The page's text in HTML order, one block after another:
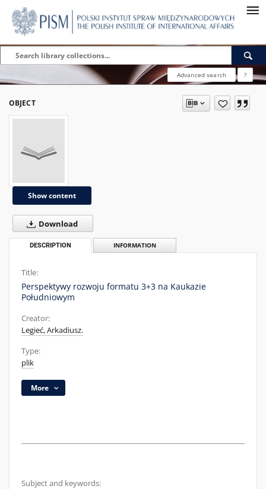
Advanced search ?
OBJECT
Show content
Download
DESCRIPTION INFORMATION
Title:
Perspektywy rozwoju formatu 3+3 na Kaukazie
Południowym
Creator:
Legieć, Arkadiusz.
Type:
plik
More
Subject and keywords: